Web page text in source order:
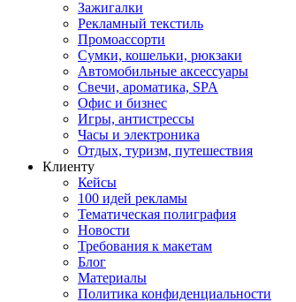
Зажигалки
Рекламный текстиль
Промоассорти
Сумки, кошельки, рюкзаки
Автомобильные аксессуары
Свечи, ароматика, SPA
Офис и бизнес
Игры, антистрессы
Часы и электроника
Отдых, туризм, путешествия
Клиенту
Кейсы
100 идей рекламы
Тематическая полиграфия
Новости
Требования к макетам
Блог
Материалы
Политика конфиденциальности